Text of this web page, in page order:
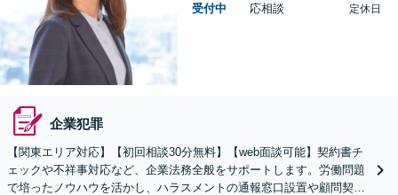
受付中
応相談
定休日
企業犯罪
【関東エリア対応】【初回相談30分無料】【web面談可能】契約書チ
ェックや不祥事対応など、企業法務全般をサポートします。労働問題
で培ったノウハウを活かし、ハラスメントの通報窓口設置や顧問契約